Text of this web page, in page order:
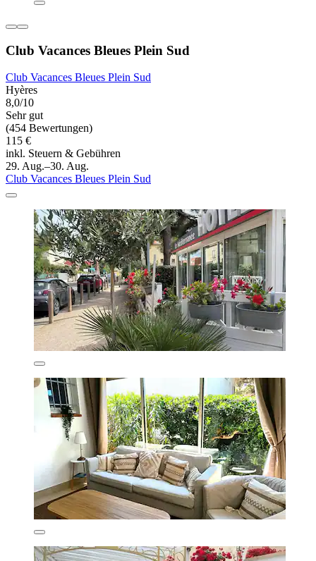
Club Vacances Bleues Plein Sud
Club Vacances Bleues Plein Sud
Hyères
8,0/10
Sehr gut
(454 Bewertungen)
115 €
inkl. Steuern & Gebühren
29. Aug.–30. Aug.
Club Vacances Bleues Plein Sud